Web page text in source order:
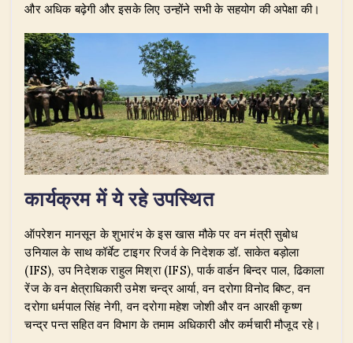
और अधिक बढ़ेगी और इसके लिए उन्होंने सभी के सहयोग की अपेक्षा की।
​कार्यक्रम में ये रहे उपस्थित
​ऑपरेशन मानसून के शुभारंभ के इस खास मौके पर वन मंत्री सुबोध
उनियाल के साथ कॉर्बेट टाइगर रिजर्व के निदेशक डॉ. साकेत बड़ोला
(IFS), उप निदेशक राहुल मिश्रा (IFS), पार्क वार्डन बिन्दर पाल, ढिकाला
रेंज के वन क्षेत्राधिकारी उमेश चन्द्र आर्या, वन दरोगा विनोद बिष्ट, वन
दरोगा धर्मपाल सिंह नेगी, वन दरोगा महेश जोशी और वन आरक्षी कृष्ण
चन्द्र पन्त सहित वन विभाग के तमाम अधिकारी और कर्मचारी मौजूद रहे।